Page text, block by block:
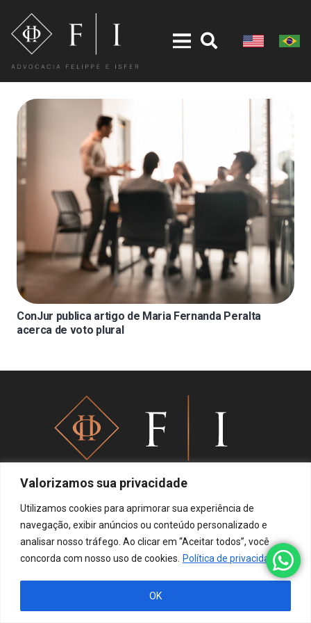
Valorizamos sua privacidade
Utilizamos cookies para aprimorar sua experiência de
navegação, exibir anúncios ou conteúdo personalizado e
analisar nosso tráfego. Ao clicar em “Aceitar todos”, você
concorda com nosso uso de cookies. Política de privacidade
OK
ConJur publica artigo de Maria Fernanda Peralta
acerca de voto plural
Política de privacidade